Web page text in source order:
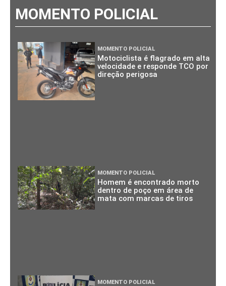
MOMENTO POLICIAL
MOMENTO POLICIAL
Motociclista é flagrado em alta
velocidade e responde TCO por
direção perigosa
MOMENTO POLICIAL
Homem é encontrado morto
dentro de poço em área de
mata com marcas de tiros
MOMENTO POLICIAL